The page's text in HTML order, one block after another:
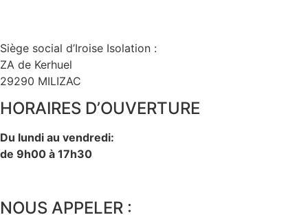
Siège social d’Iroise Isolation :
ZA de Kerhuel
29290 MILIZAC
HORAIRES D’OUVERTURE
Du lundi au vendredi:
de 9h00 à 17h30
NOUS APPELER :